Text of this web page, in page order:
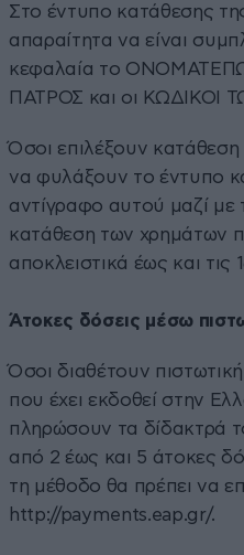
Στο έντυπο κατάθεσης
απαραίτητα να είναι
κεφαλαία το
ΠΑΤΡΟΣ και οι ΚΩΔΙΚΟΙ
Όσοι επιλέξουν
να φυλάξουν το έντυπο
αντίγραφο αυτού μαζί με
κατάθεση των χρημάτων
αποκλειστικά έως και τις
Άτοκες δόσεις μέσω
Όσοι διαθέτουν
που έχει εκδοθεί στην
πληρώσουν τα δίδακτρά
από 2 έως και 5 άτοκες
τη μέθοδο θα πρέπει να
http://payments.eap.gr/.